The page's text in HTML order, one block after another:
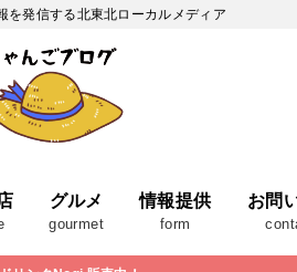
を発信する北東北ローカルメディア
グルメ
gourmet
情報提供
form
お問